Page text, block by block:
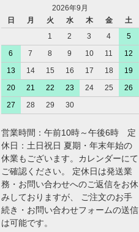
2026年9月
日
月 火 水 木 金
土
1
2 3 4
5
6
7 8 9 10 11
12
13
14 15 16 17 18
19
20
21 22 23 24 25
26
27
28 29 30
営業時間：午前10時～午後6時 定
休日：土日祝日 夏期・年末年始の
休業もございます。カレンダーにて
ご確認ください。 定休日は発送業
務・お問い合わせへのご返信をお休
みしておりますが、 ご注文のお手
続き・お問い合わせフォームの送信
は可能です。